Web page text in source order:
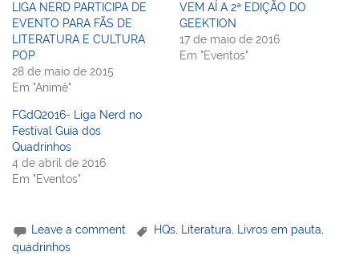
LIGA NERD PARTICIPA DE
EVENTO PARA FÃS DE
LITERATURA E CULTURA
POP
28 de maio de 2015
Em "Animê"
VEM AÍ A 2ª EDIÇÃO DO
GEEKTION
17 de maio de 2016
Em "Eventos"
FGdQ2016- Liga Nerd no
Festival Guia dos
Quadrinhos
4 de abril de 2016
Em "Eventos"
Leave a comment HQs Literatura Livros em pauta
quadrinhos